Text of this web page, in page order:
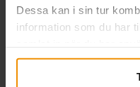
Dessa kan i sin tur
information som du har
SMÅA i
SMÅA deltog i